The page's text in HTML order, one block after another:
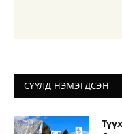
СҮҮЛД НЭМЭГДСЭН